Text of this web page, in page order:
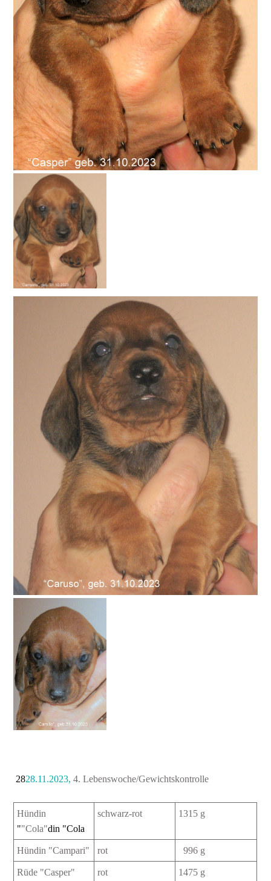
2828.11.2023,4. Lebenswoche/Gewichtskontrolle
Hündin
""Cola"din "Cola
schwarz-rot 1315 g
Hündin "Campari" rot 996 g
Rüde "Casper" rot 1475 g